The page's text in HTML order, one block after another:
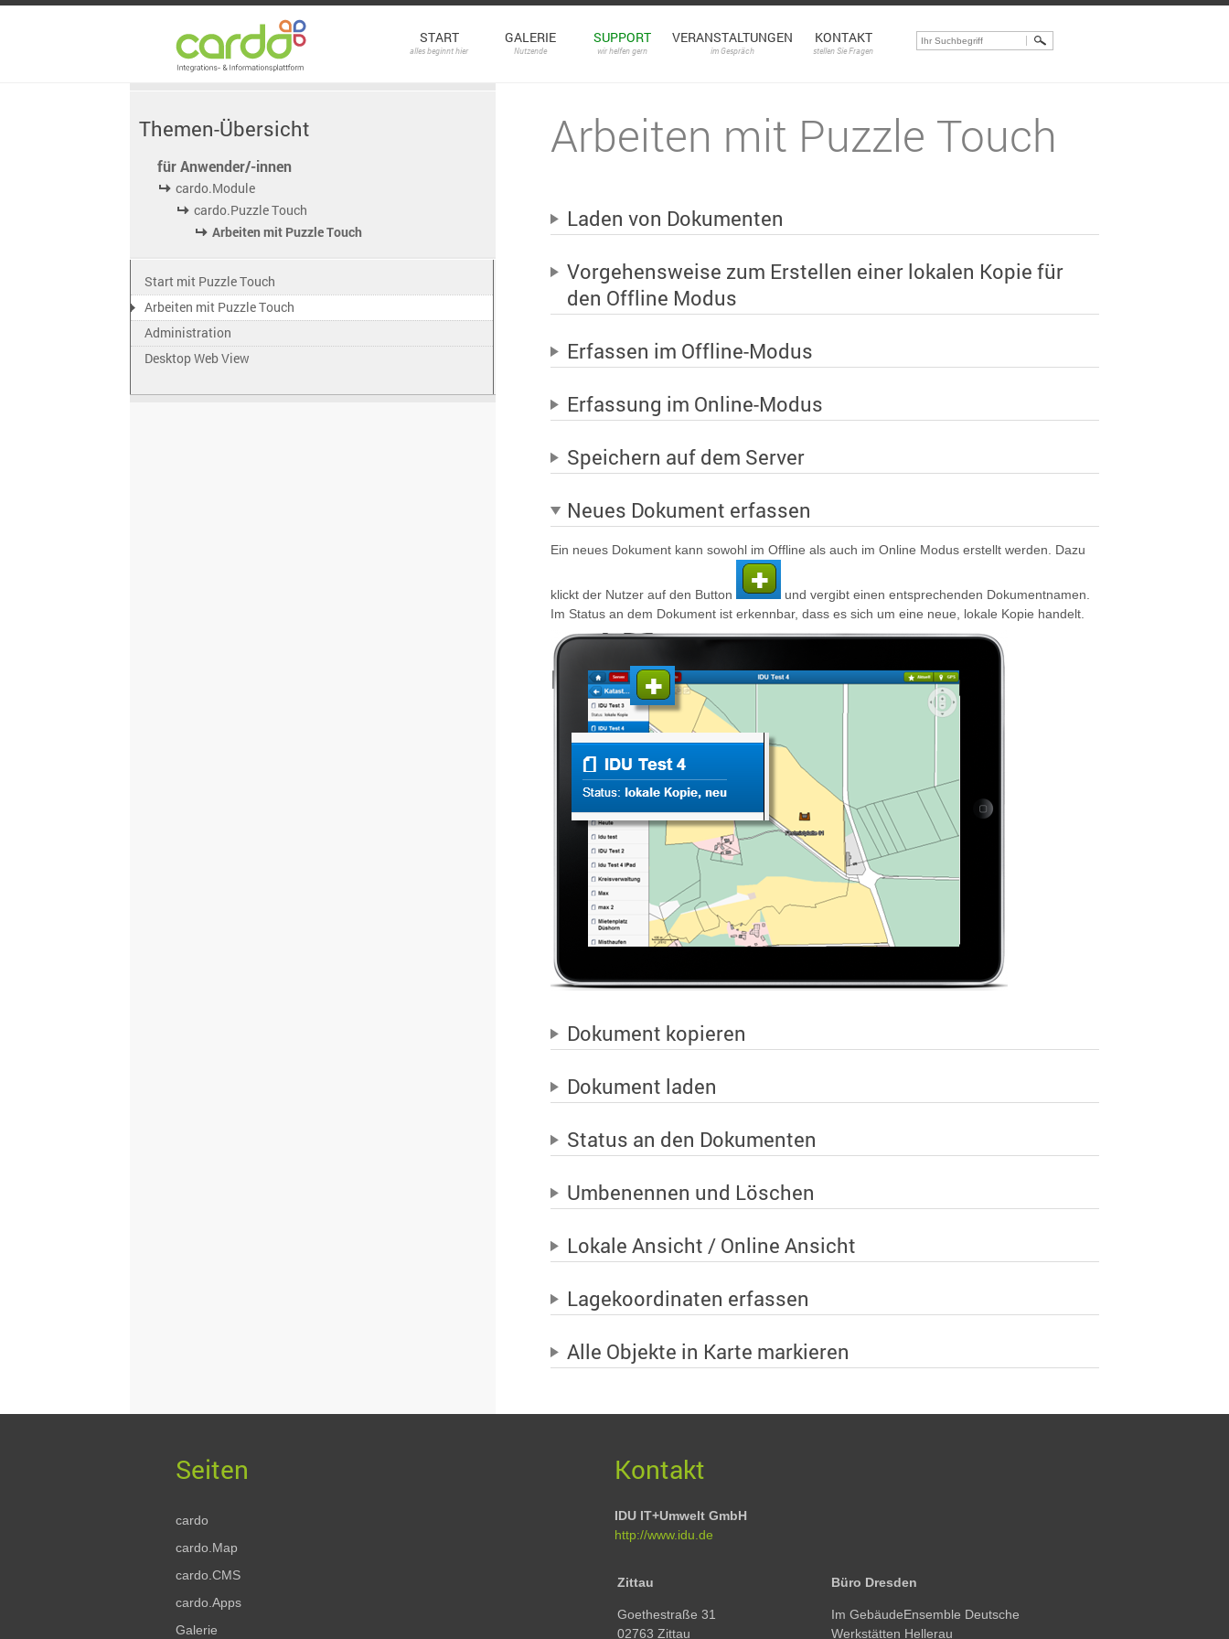
START
alles beginnt hier
GALERIE
Nutzende
SUPPORT
wir helfen gern
VERANSTALTUNGEN
im Gespräch
KONTAKT
stellen Sie Fragen
Themen-Übersicht
für Anwender/-innen
cardo.Module
cardo.Puzzle Touch
Arbeiten mit Puzzle Touch
Start mit Puzzle Touch
Arbeiten mit Puzzle Touch
Administration
Desktop Web View
Arbeiten mit Puzzle Touch
Laden von Dokumenten
Vorgehensweise zum Erstellen einer lokalen Kopie für
den Offline Modus
Erfassen im Offline-Modus
Erfassung im Online-Modus
Speichern auf dem Server
Neues Dokument erfassen
Ein neues Dokument kann sowohl im Offline als auch im Online Modus erstellt werden. Dazu
klickt der Nutzer auf den Button
und vergibt einen entsprechenden Dokumentnamen.
Im Status an dem Dokument ist erkennbar, dass es sich um eine neue, lokale Kopie handelt.
Dokument kopieren
Dokument laden
Status an den Dokumenten
Umbenennen und Löschen
Lokale Ansicht / Online Ansicht
Lagekoordinaten erfassen
Alle Objekte in Karte markieren
cardo
cardo.Map
cardo.CMS
cardo.Apps
Galerie
Kontakt
IDU IT+Umwelt GmbH
http://www.idu.de
Zittau
Goethestraße 31
02763 Zittau
Büro Dresden
Im GebäudeEnsemble Deutsche
Werkstätten Hellerau